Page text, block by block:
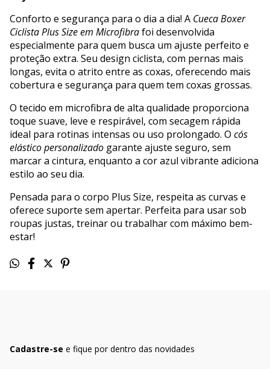
Conforto e segurança para o dia a dia! A Cueca Boxer
Ciclista Plus Size em Microfibrafoi desenvolvida
especialmente para quem busca um ajuste perfeito e
proteção extra. Seu design ciclista, com pernas mais
longas, evita o atrito entre as coxas, oferecendo mais
cobertura e segurança para quem tem coxas grossas.
O tecido em microfibra de alta qualidade proporciona
toque suave, leve e respirável, com secagem rápida
ideal para rotinas intensas ou uso prolongado. O cós
elástico personalizado garante ajuste seguro, sem
marcar a cintura, enquanto a cor azul vibrante adiciona
estilo ao seu dia.
Pensada para o corpo Plus Size, respeita as curvas e
oferece suporte sem apertar. Perfeita para usar sob
roupas justas, treinar ou trabalhar com máximo bem-
estar!
Cadastre-se e fique por dentro das novidades